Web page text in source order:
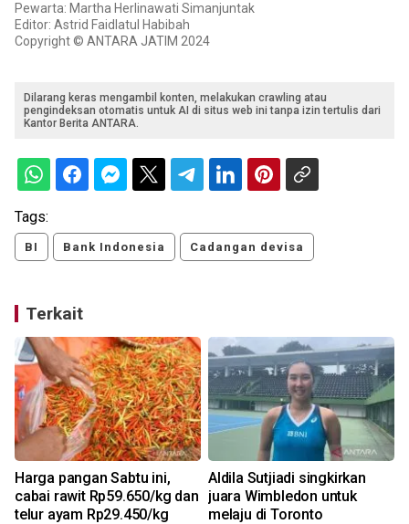
Pewarta: Martha Herlinawati Simanjuntak
Editor: Astrid Faidlatul Habibah
Copyright © ANTARA JATIM 2024
Dilarang keras mengambil konten, melakukan crawling atau
pengindeksan otomatis untuk AI di situs web ini tanpa izin tertulis dari
Kantor Berita ANTARA.
Tags:
BI Bank Indonesia Cadangan devisa
Terkait
Harga pangan Sabtu ini,
cabai rawit Rp59.650/kg dan
telur ayam Rp29.450/kg
Aldila Sutjiadi singkirkan
juara Wimbledon untuk
melaju di Toronto